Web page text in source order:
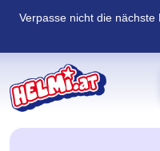
Navigation
Zum
Verpasse nicht die nächste